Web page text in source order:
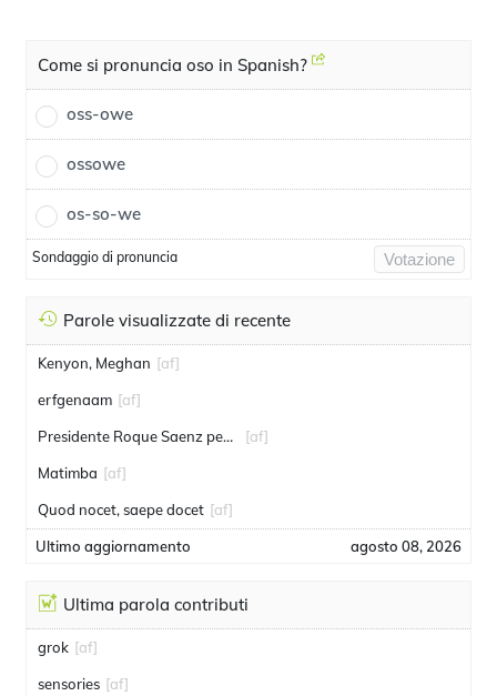
Come si pronuncia oso in Spanish?
oss-owe
ossowe
os-so-we
Sondaggio di pronuncia Votazione
Parole visualizzate di recente
Kenyon, Meghan [af]
erfgenaam [af]
Presidente Roque Saenz pena [af]
Matimba [af]
Quod nocet, saepe docet [af]
Ultimo aggiornamento agosto 08, 2026
Ultima parola contributi
grok [af]
sensories [af]